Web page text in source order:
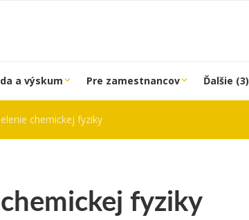
a výskum Pre zamestnancov Ďalšie (3)
chemickej fyziky
fyziky